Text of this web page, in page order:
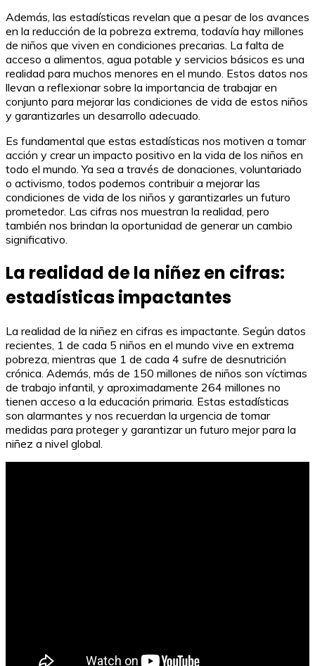
Además, las estadísticas revelan que a pesar de los avances
en la reducción de la pobreza extrema, todavía hay millones
de niños que viven en condiciones precarias. La falta de
acceso a alimentos, agua potable y servicios básicos es una
realidad para muchos menores en el mundo. Estos datos nos
llevan a reflexionar sobre la importancia de trabajar en
conjunto para mejorar las condiciones de vida de estos niños
y garantizarles un desarrollo adecuado.
Es fundamental que estas estadísticas nos motiven a tomar
acción y crear un impacto positivo en la vida de los niños en
todo el mundo. Ya sea a través de donaciones, voluntariado
o activismo, todos podemos contribuir a mejorar las
condiciones de vida de los niños y garantizarles un futuro
prometedor. Las cifras nos muestran la realidad, pero
también nos brindan la oportunidad de generar un cambio
significativo.
La realidad de la niñez en cifras:
estadísticas impactantes
La realidad de la niñez en cifras es impactante. Según datos
recientes, 1 de cada 5 niños en el mundo vive en extrema
pobreza, mientras que 1 de cada 4 sufre de desnutrición
crónica. Además, más de 150 millones de niños son víctimas
de trabajo infantil, y aproximadamente 264 millones no
tienen acceso a la educación primaria. Estas estadísticas
son alarmantes y nos recuerdan la urgencia de tomar
medidas para proteger y garantizar un futuro mejor para la
niñez a nivel global.